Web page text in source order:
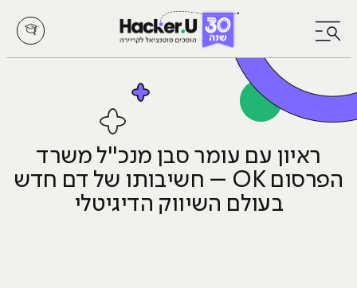
לחץ לפתיחת/סגירת תפריט
ראיון עם עומר סבן מנכ"ל משרד
הפרסום OK – חשיבותו של דם חדש
בעולם השיווק הדיגיטלי